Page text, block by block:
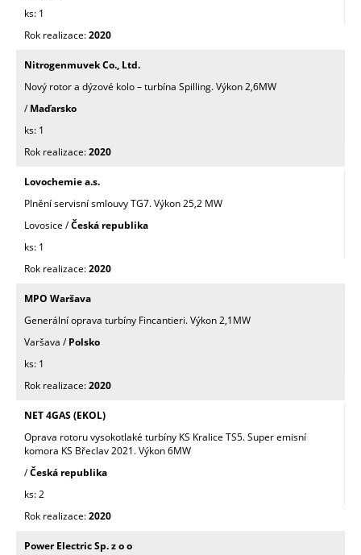
1
2020
Nitrogenmuvek Co., Ltd.
Nový rotor a dýzové kolo – turbína Spilling. Výkon 2,6MW
/Maďarsko
1
2020
Lovochemie a.s.
Plnění servisní smlouvy TG7. Výkon 25,2 MW
Lovosice /Česká republika
1
2020
MPO Waršava
Generální oprava turbíny Fincantieri. Výkon 2,1MW
Varšava /Polsko
1
2020
NET 4GAS (EKOL)
Oprava rotoru vysokotlaké turbíny KS Kralice TS5. Super emisní
komora KS Břeclav 2021. Výkon 6MW
/Česká republika
2
2020
Power Electric Sp. z o o